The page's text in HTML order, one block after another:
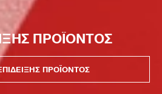
ΠΡΟΪΟΝΤΟΣ
ΠΡΟΪΟΝΤΟΣ